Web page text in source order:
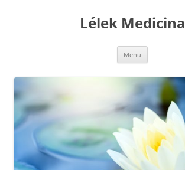
Lélek Medicina
Menü